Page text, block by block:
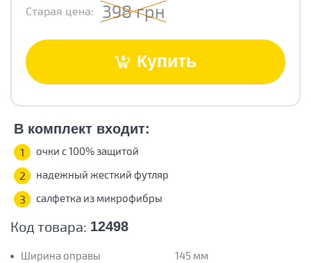
Код товара: 12498
Ширина оправы
145 мм
Старая цена: 398 грн
Купить
В комплект входит:
1 очки с 100% защитой
2 надежный жесткий футляр
3 салфетка из микрофибры